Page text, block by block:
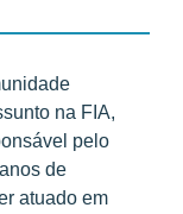
na FIA,
pelo
de
atuado em